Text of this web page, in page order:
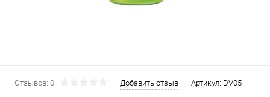
Отзывов: 0 Добавить отзыв Артикул: DV05